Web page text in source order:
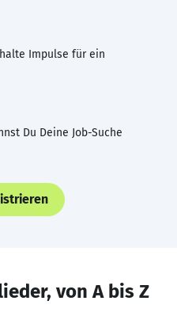
Impulse für ein
Du Deine Job-Suche
von A bis Z